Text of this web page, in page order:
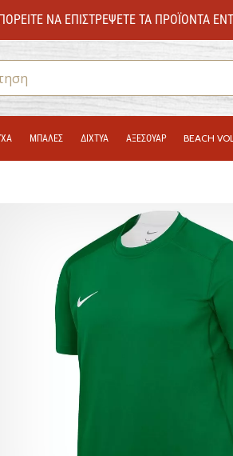
ΝΑ ΕΠΙΣΤΡΈΨΕΤΕ ΤΑ ΠΡΟΪΌΝΤΑ
ΜΠΑΛΕΣ ΔΊΧΤΥΑ ΑΞΕΣΟΥΑΡ BEACH